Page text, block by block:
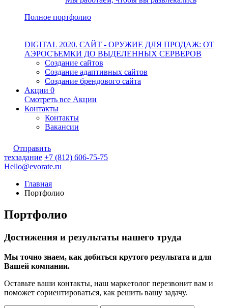
Полное портфолио
DIGITAL 2020. САЙТ - ОРУЖИЕ ДЛЯ ПРОДАЖ: ОТ
АЭРОСЪЕМКИ ДО ВЫДЕЛЕННЫХ СЕРВЕРОВ
Создание сайтов
Создание адаптивных сайтов
Создание брендового сайта
Акции 0
Смотреть все Акции
Контакты
Контакты
Вакансии
Отправить
техзадание +7 (812) 606-75-75
Hello@evorate.ru
Главная
Портфолио
Портфолио
Достижения и результаты нашего труда
Мы точно знаем, как добиться крутого результата и для
Вашей компании.
Оставьте ваши контакты, наш маркетолог перезвонит вам и
поможет сориентироваться, как решить вашу задачу.